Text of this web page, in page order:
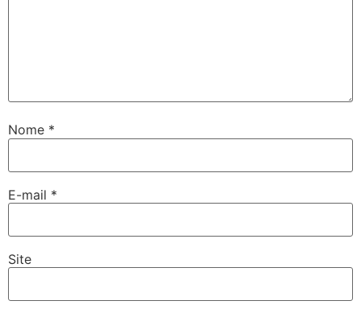
Nome *
E-mail *
Site